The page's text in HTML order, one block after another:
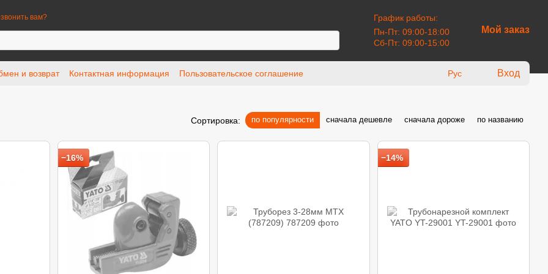
вам?
График работы:
Пн-Пт: 09:00-18:00
Сб-Пт: 09:00-15:00
Мой заказ
и возврат Контактная информация
Пользовательское соглашение
Рус Вход
Сортировка: по популярности сначала дешевле сначала дороже по названию
−16% −14%